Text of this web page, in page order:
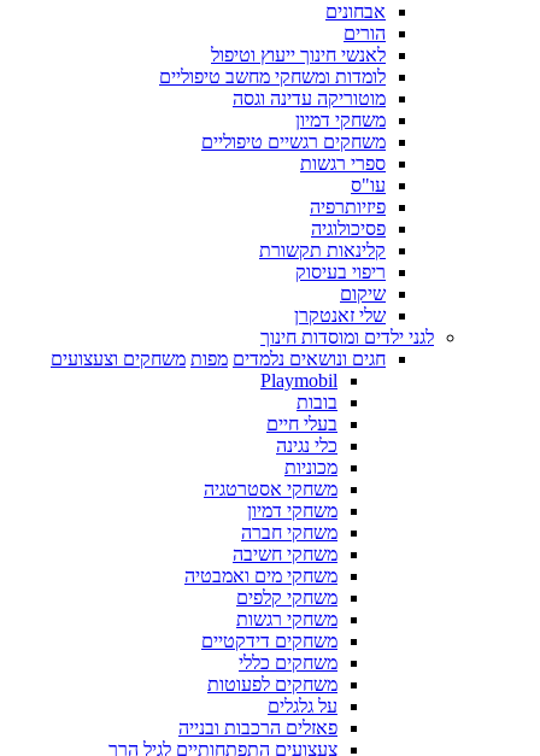
אבחונים
הורים
לאנשי חינוך ייעוץ וטיפול
לומדות ומשחקי מחשב טיפוליים
מוטוריקה עדינה וגסה
משחקי דמיון
משחקים רגשיים טיפוליים
ספרי רגשות
עו"ס
פיזיותרפיה
פסיכולוגיה
קלינאות תקשורת
ריפוי בעיסוק
שיקום
שלי זאנטקרן
לגני ילדים ומוסדות חינוך
חגים ונושאים נלמדים מפות משחקים וצעצועים
Playmobil
בובות
בעלי חיים
כלי נגינה
מכוניות
משחקי אסטרטגיה
משחקי דמיון
משחקי חברה
משחקי חשיבה
משחקי מים ואמבטיה
משחקי קלפים
משחקי רגשות
משחקים דידקטיים
משחקים כללי
משחקים לפעוטות
על גלגלים
פאזלים הרכבות ובנייה
צעצועים התפתחותיים לגיל הרך